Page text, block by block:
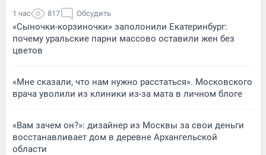
1 час 817 Обсудить
«Сыночки-корзиночки» заполонили Екатеринбург:
почему уральские парни массово оставили жен без
цветов
«Мне сказали, что нам нужно расстаться». Московского
врача уволили из клиники из-за мата в личном блоге
«Вам зачем он?»: дизайнер из Москвы за свои деньги
восстанавливает дом в деревне Архангельской
области